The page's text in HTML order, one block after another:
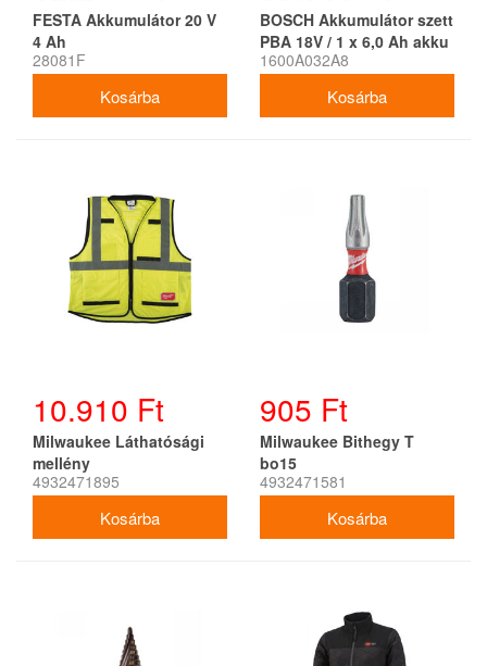
FESTA Akkumulátor 20 V
4 Ah
28081F
BOSCH Akkumulátor szett
PBA 18V / 1 x 6,0 Ah akku
+ AL 18V-44 töltő
1600A032A8
10.910 Ft
Milwaukee Láthatósági
mellény
4932471895
905 Ft
Milwaukee Bithegy T
bo15
4932471581